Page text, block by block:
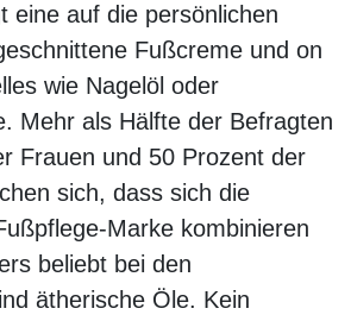
eine auf die persönlichen
Fußcreme und on
wie Nagelöl oder
Mehr als Hälfte der Befragten
Frauen und 50 Prozent der
sich, dass sich die
Marke kombinieren
beliebt bei den
ätherische Öle. Kein